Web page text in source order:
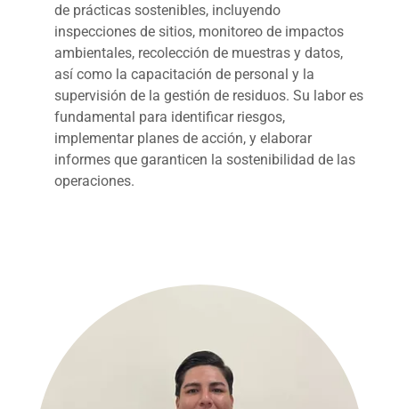
de prácticas sostenibles, incluyendo
inspecciones de sitios, monitoreo de impactos
ambientales, recolección de muestras y datos,
así como la capacitación de personal y la
supervisión de la gestión de residuos. Su labor es
fundamental para identificar riesgos,
implementar planes de acción, y elaborar
informes que garanticen la sostenibilidad de las
operaciones.